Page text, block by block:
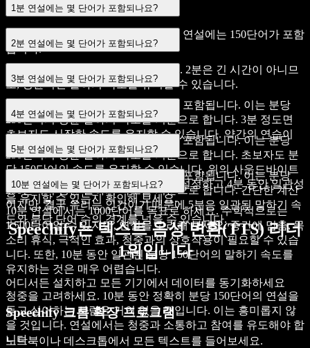
1분 연설에는 몇 단어가 포함되나요?
평균적인 말하기 속도에 따르면, 1분 연설에는 150단어가 포함
됩니다.
2분 연설에는 몇 단어가 포함되나요?
2분 연설에는 300단어가 포함됩니다. 2분은 긴 시간이 아니므
로, 평균적인 말하기 속도를 유지할 수 있습니다.
3분 연설에는 몇 단어가 포함되나요?
평균적으로 3분 연설에는 450단어가 포함됩니다. 이는 분당
250단어의 평균 말하기 속도를 기준으로 합니다. 3분 정도면
초보자도 시작한 속도를 유지할 수 있습니다. 약간의 연습이
필요합니다.
4분 연설에는 몇 단어가 포함되나요?
평균적으로 4분 연설에는 600단어가 포함됩니다. 이는 분당
250단어의 평균 말하기 속도를 기준으로 합니다. 초보자도 분
당 150단어의 속도를 유지할 수 있습니다. 위의 사운드바이트
에서 시도해 보세요. 분당 단어 수를 설정하고 4분 동안 일관성
을 유지할 수 있는지 확인해 보세요.
5분 연설에는 몇 단어가 포함되나요?
평균적으로 5분 연설에는 750단어가 포함됩니다. 이는 분당
250단어의 평균 말하기 속도를 기준으로 합니다. 간단한 계산
이지만, 결국 우리는 인간이기 때문에 5분은 일관된 말하기 속
도와 분당 단어 수의 경계를 넘을 수 있습니다.
10분 연설에는 몇 단어가 포함되나요?
10분 연설에서는 1000단어를 목표로 하세요. 수학적으로는
1,500단어일 수 있지만, 연설을 고려해 보세요. 중간에 멈춤, 목
소리 휴식, 극적인 효과, 청중과의 상호작용이 필요할 수 있습
니다. 또한, 10분 동안 일관된 분당 150단어의 말하기 속도를
유지하는 것은 매우 어렵습니다.
청중을 고려하세요. 10분 동안 정확히 분당 150단어의 연설을
듣고 싶어하는 사람은 거의 없을 것입니다. 이는 흥미롭지 않
을 것입니다. 연설에서는 청중과 소통하고 참여를 유도해야 합
니다.
Speechify는 텍스트 음성 변환(TTS) 리더
1위입니다
어디서든 설치하고 모든 기기에서 데이터를 동기화하세요
Speechify 크롬 확장 프로그램
노트북이나 데스크톱에서 모든 텍스트를 들어보세요.